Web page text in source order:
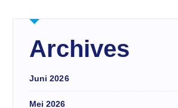
Archives
Juni 2026
Mei 2026